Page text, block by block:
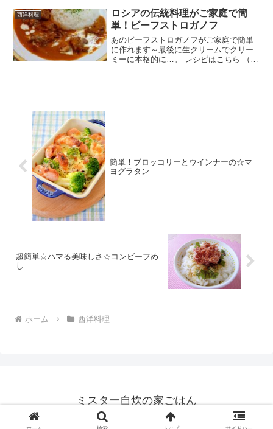
半分に）小麦...
西洋料理
ロシアの伝統料理がご家庭で簡
単！ビーフストロガノフ
あのビーフストロガノフがご家庭で簡単
に作れます～最後に生クリームでクリー
ミーに本格的に…。 レシピはこちら （楽
簡単！ブロッコリーとウインナーの☆マ
ヨグラタン
超簡単☆ハマる美味しさ☆コンビーフめ
し
ホーム 西洋料理
ミスター自炊の家ごはん
© 2021 ミスター自炊の家ごはん.